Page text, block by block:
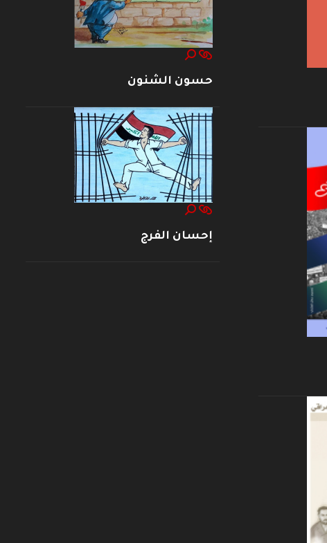
حسون الشنون
إحسان الفرج